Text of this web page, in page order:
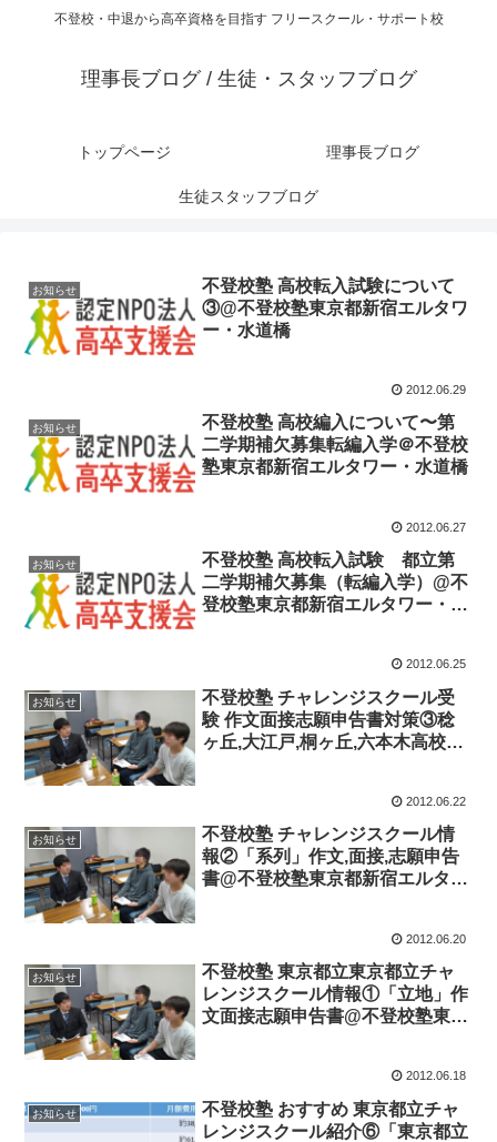
不登校・中退から高卒資格を目指す フリースクール・サポート校
理事長ブログ / 生徒・スタッフブログ
トップページ 理事長ブログ
生徒スタッフブログ
お知らせ
不登校塾 高校転入試験について
③@不登校塾東京都新宿エルタワ
ー・水道橋
2012.06.29
お知らせ
不登校塾 高校編入について〜第
二学期補欠募集転編入学＠不登校
塾東京都新宿エルタワー・水道橋
2012.06.27
お知らせ
不登校塾 高校転入試験 都立第
二学期補欠募集（転編入学）@不
登校塾東京都新宿エルタワー・水
2012.06.25
お知らせ
不登校塾 チャレンジスクール受
験 作文面接志願申告書対策③稔
ヶ丘,大江戸,桐ヶ丘,六本木高校@
2012.06.22
お知らせ
不登校塾 チャレンジスクール情
報②「系列」作文,面接,志願申告
書@不登校塾東京都新宿エルタワ
2012.06.20
お知らせ
不登校塾 東京都立東京都立チャ
レンジスクール情報①「立地」作
文面接志願申告書@不登校塾東京
2012.06.18
お知らせ
不登校塾 おすすめ 東京都立チャ
レンジスクール紹介⑥「東京都立